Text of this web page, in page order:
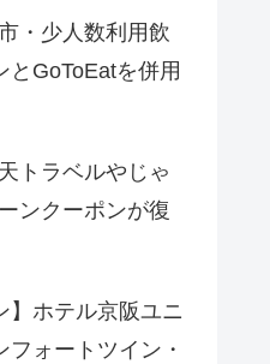
・少人数利用飲
GoToEatを併用
トラベルやじゃ
ンクーポンが復
】ホテル京阪ユニ
ォートツイン・